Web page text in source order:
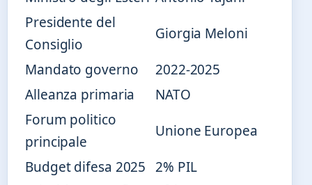
Presidente del
Consiglio
Giorgia Meloni
Mandato governo
2022-2025
Alleanza primaria
NATO
Forum politico
principale
Unione Europea
Budget difesa 2025
2% PIL